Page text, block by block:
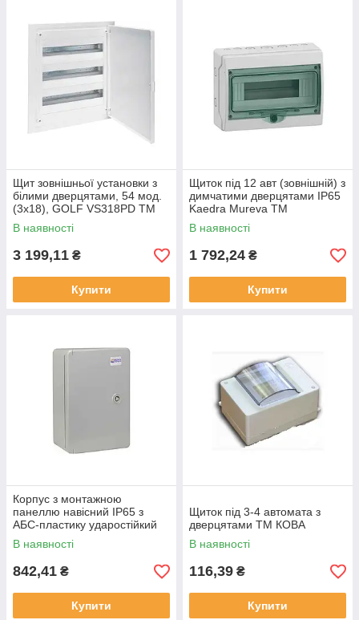
Щит зовнішньої установки з
білими дверцятами, 54 мод.
(3х18), GOLF VS318PD ТМ
HAGER
В наявності
3 199,11 ₴
Купити
Щиток під 12 авт (зовнішній) з
димчатими дверцятами IP65
Kaedra Mureva ТМ
SCHNEIDER
В наявності
1 792,24 ₴
Купити
Корпус з монтажною
панеллю навісний IP65 з
АБС-пластику ударостійкий
непрозорі дверцята 20*30*13
серії UBox ТМ АСКО
В наявності
842,41 ₴
Купити
Щиток під 3-4 автомата з
дверцятами ТМ КОВА
В наявності
116,39 ₴
Купити